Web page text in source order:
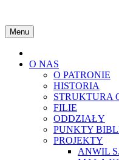
Menu
O NAS
O PATRONIE
HISTORIA
STRUKTURA
FILIE
ODDZIAŁY
PUNKTY
PROJEKTY
ANWIL